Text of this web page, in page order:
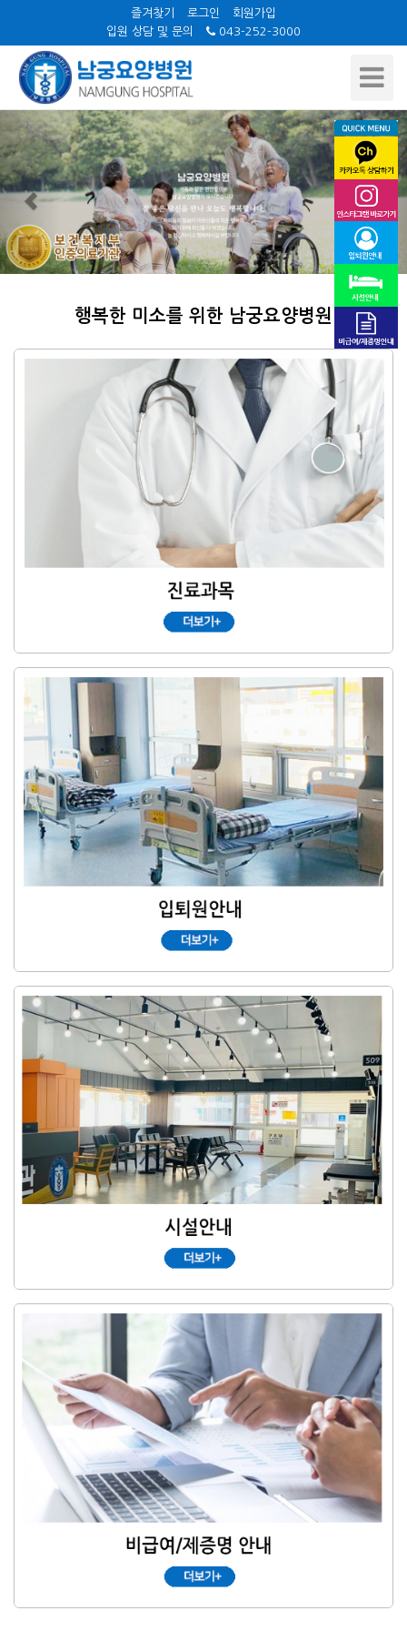
즐겨찾기 로그인
회원가입
입원 상담 및 문의
043-252-3000
Toggle
Previous
행복한 미소를 위한 남궁요양병원